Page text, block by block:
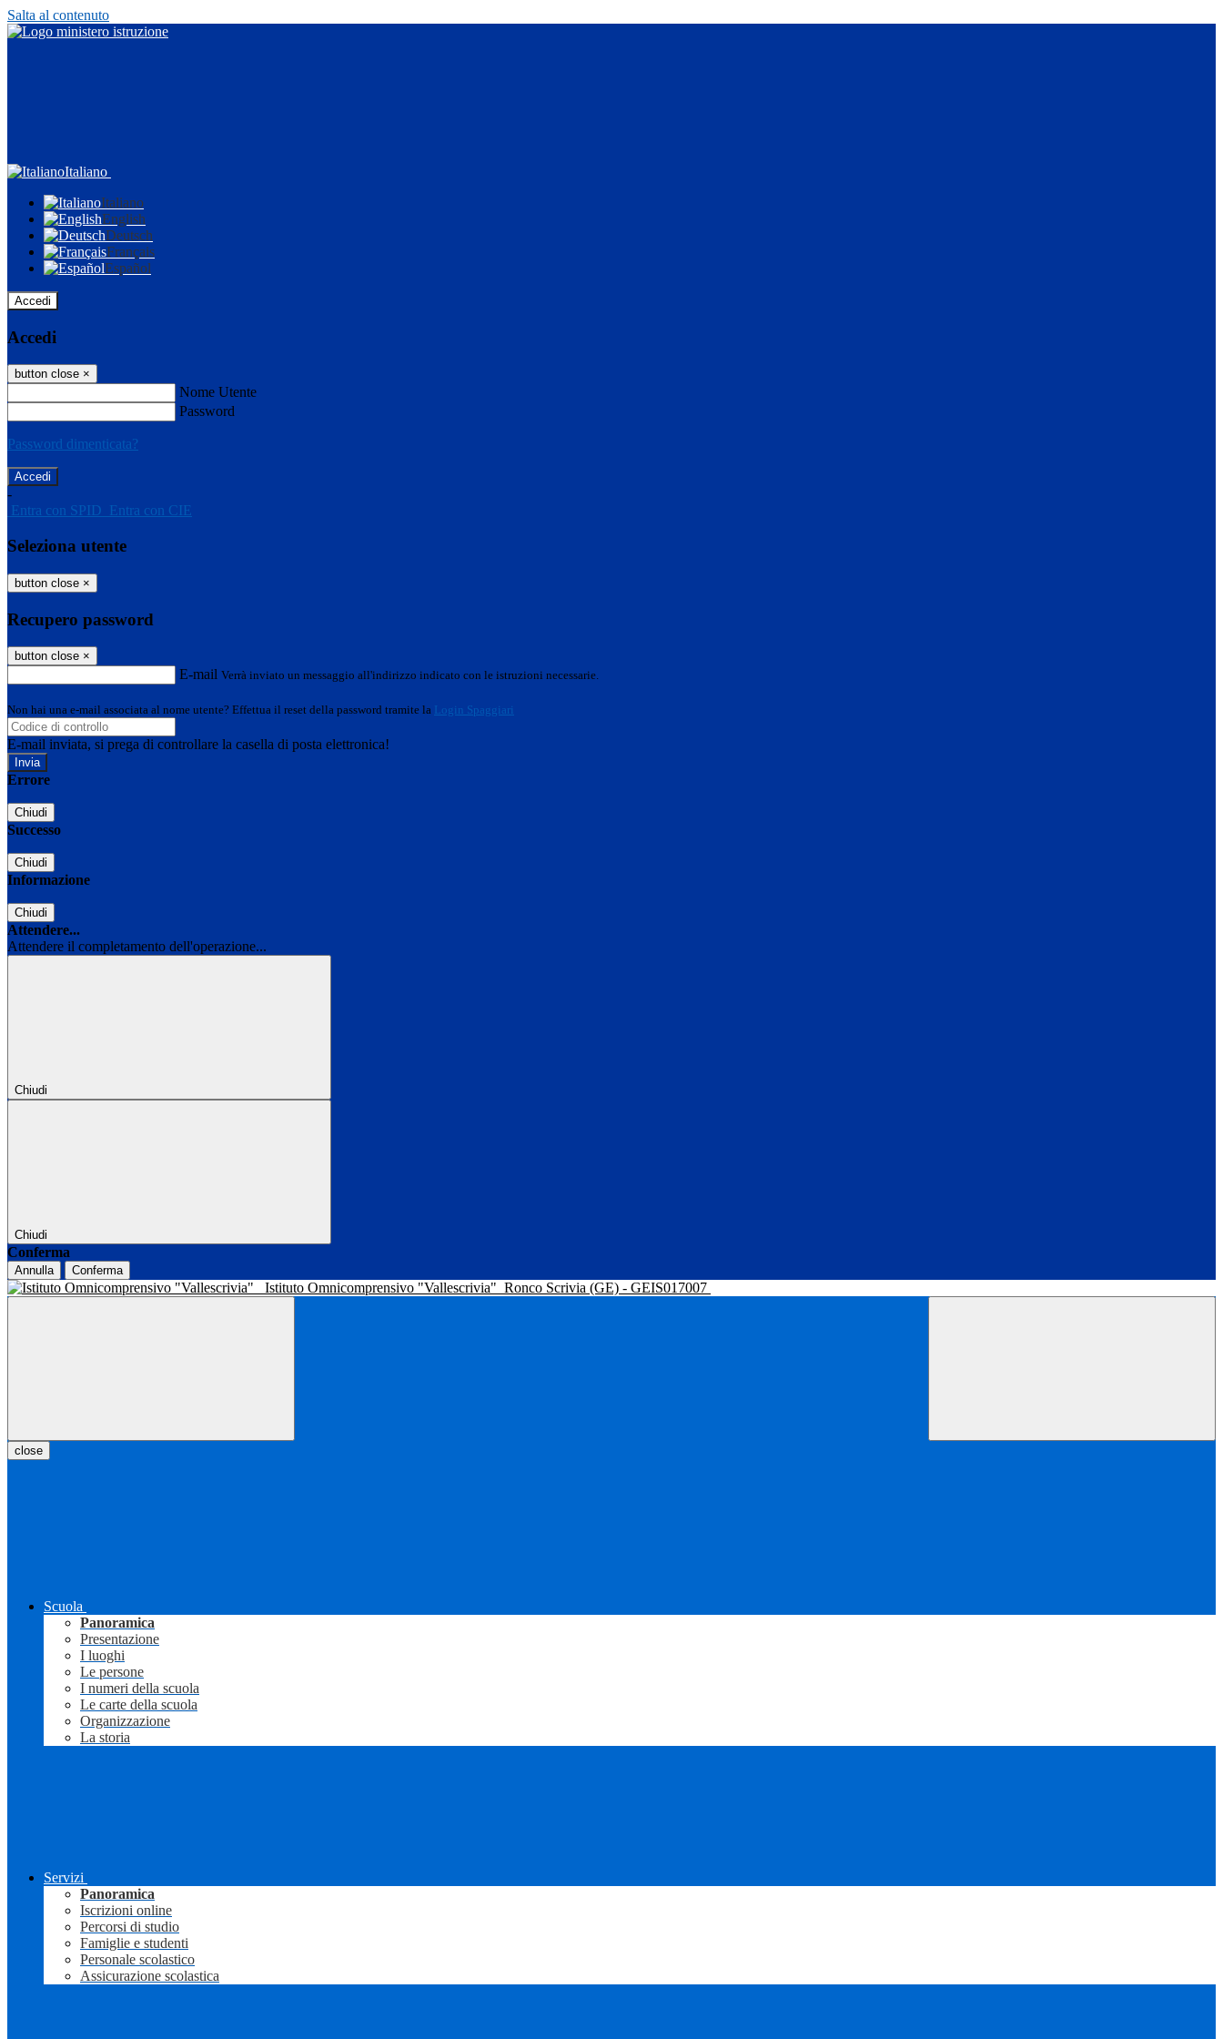
Salta al contenuto
Italiano
Italiano
English
Deutsch
Français
Español
Accedi
Accedi
button close ×
Nome Utente
Password
Password dimenticata?
-
Entra con SPID Entra con CIE
Seleziona utente
button close ×
Recupero password
button close ×
E-mail Verrà inviato un messaggio all'indirizzo indicato con le istruzioni necessarie.
Non hai una e-mail associata al nome utente? Effettua il reset della password tramite la Login Spaggiari
E-mail inviata, si prega di controllare la casella di posta elettronica!
Errore
Chiudi
Successo
Chiudi
Informazione
Chiudi
Attendere...
Attendere il completamento dell'operazione...
Chiudi
Chiudi
Conferma
Annulla Conferma
Istituto Omnicomprensivo "Vallescrivia" Ronco Scrivia (GE) - GEIS017007
close
Scuola
Panoramica
Presentazione
I luoghi
Le persone
I numeri della scuola
Le carte della scuola
Organizzazione
La storia
Servizi
Panoramica
Iscrizioni online
Percorsi di studio
Famiglie e studenti
Personale scolastico
Assicurazione scolastica